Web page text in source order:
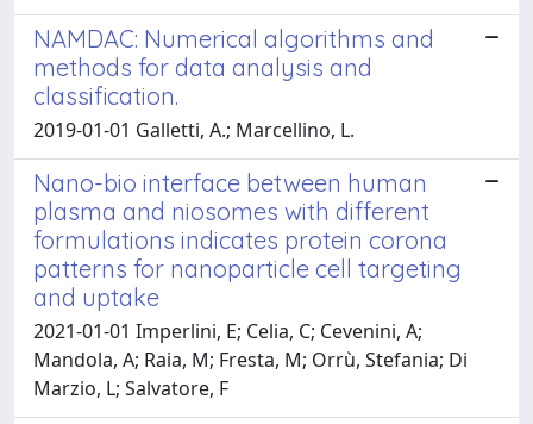
NAMDAC: Numerical algorithms and
methods for data analysis and
classification.
2019-01-01 Galletti, A.; Marcellino, L.
Nano-bio interface between human
plasma and niosomes with different
formulations indicates protein corona
patterns for nanoparticle cell targeting
and uptake
2021-01-01 Imperlini, E; Celia, C; Cevenini, A;
Mandola, A; Raia, M; Fresta, M; Orrù, Stefania; Di
Marzio, L; Salvatore, F